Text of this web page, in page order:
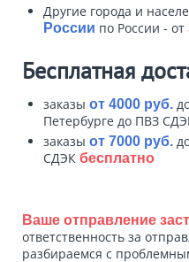
Другие города и
России по России - от
Бесплатная
заказы от 4000 руб.
Петербурге до ПВЗ
заказы от 7000 руб.
СДЭК бесплатно
Ваше отправление
ответственность за
разбираемся с